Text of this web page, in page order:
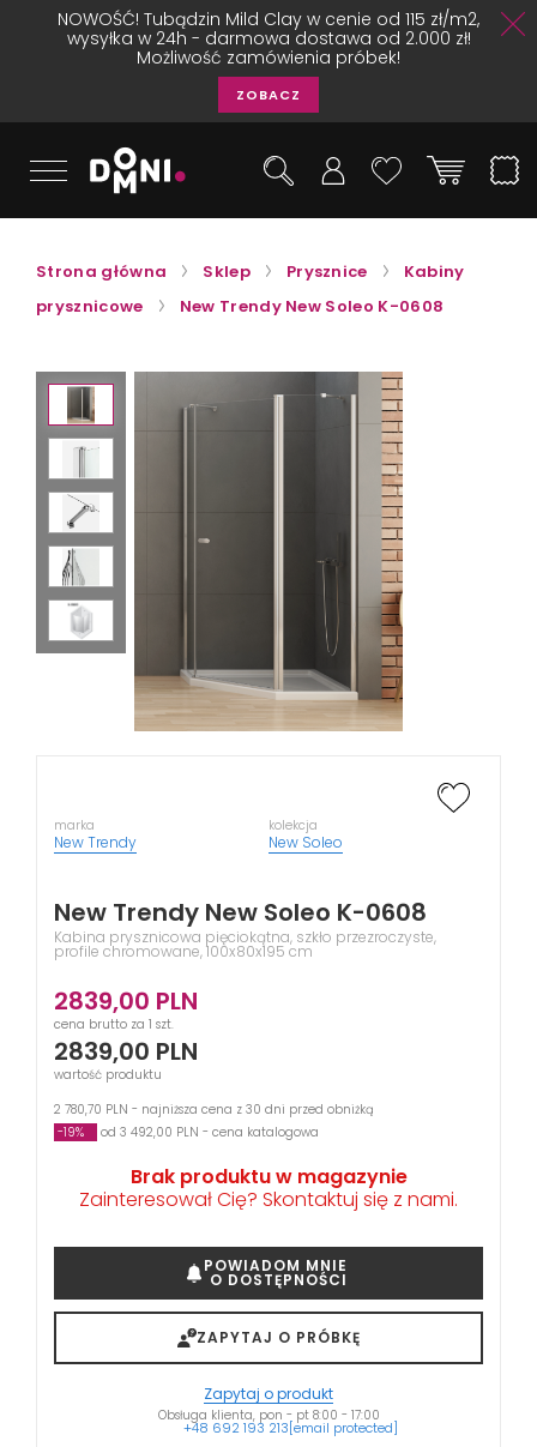
NOWOŚĆ! Tubądzin Mild Clay w cenie od 115 zł/m2,
wysyłka w 24h - darmowa dostawa od 2.000 zł!
Możliwość zamówienia próbek!
ZOBACZ
Strona główna Sklep Prysznice
Kabiny
prysznicowe
New Trendy New Soleo K-0608
marka
New Trendy
kolekcja
New Soleo
New Trendy New Soleo K-0608
Kabina prysznicowa pięciokątna, szkło przezroczyste,
profile chromowane, 100x80x195 cm
2839,00 PLN
cena brutto za 1 szt.
2839,00 PLN
wartość produktu
2 780,70 PLN - najniższa cena z 30 dni przed obniżką
-19%
od 3 492,00 PLN - cena katalogowa
Brak produktu w magazynie
Zainteresował Cię? Skontaktuj się z nami.
POWIADOM MNIE
O DOSTĘPNOŚCI
ZAPYTAJ O PRÓBKĘ
Zapytaj o produkt
Obsługa klienta, pon - pt 8:00 - 17:00
+48 692 193 213[email protected]